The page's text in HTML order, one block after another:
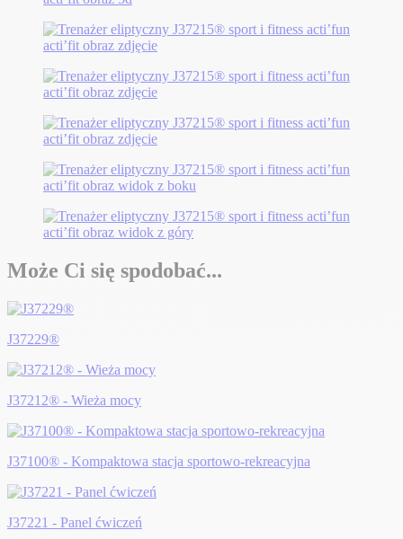
Może Ci się spodobać...
J37229®
J37212® - Wieża mocy
J37100® - Kompaktowa stacja sportowo-rekreacyjna
J37221 - Panel ćwiczeń